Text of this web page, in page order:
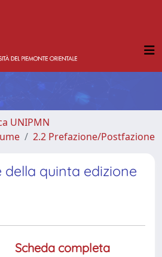
UNIPMN
2.2 Prefazione/Postfazione
della quinta edizione
Scheda completa